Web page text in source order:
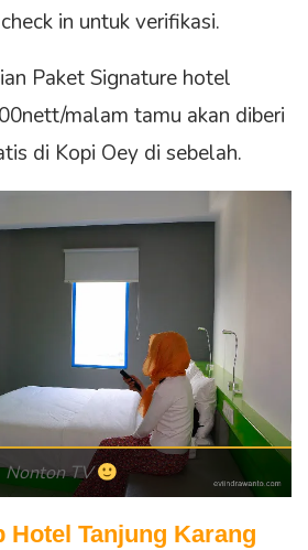
in untuk verifikasi.
Paket Signature hotel
malam tamu akan diberi
di Kopi Oey di sebelah.
Nonton TV
Hotel Tanjung Karang